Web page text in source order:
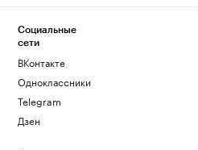
Социальные
сети
ВКонтакте
Одноклассники
Telegram
Дзен